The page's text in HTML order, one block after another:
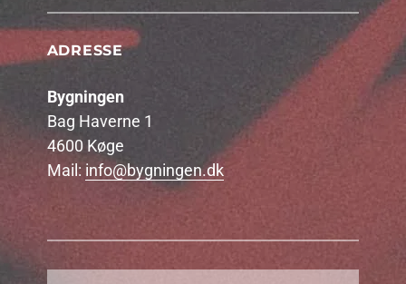
ADRESSE
Bygningen
Bag Haverne 1
4600 Køge
Mail: info@bygningen.dk